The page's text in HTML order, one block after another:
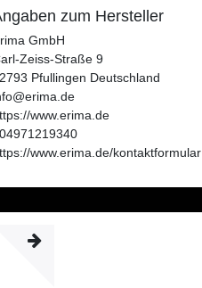
zum Hersteller
GmbH
Zeiss-Straße 9
Pfullingen Deutschland
www.erima.de
www.erima.de/kontaktformular